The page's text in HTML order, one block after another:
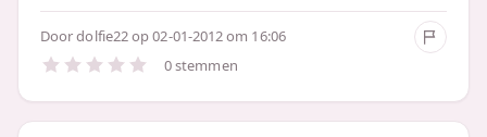
Doordolfie22op 02-01-2012 om 16:06
0 stemmen